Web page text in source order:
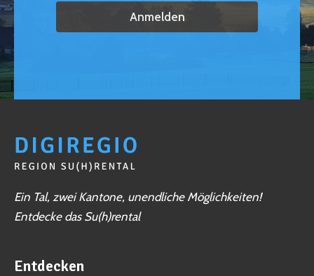
Ein Tal, zwei Kantone, unendliche Möglichkeiten!
Entdecke das Su(h)rental
Entdecken